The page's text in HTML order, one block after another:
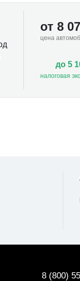
от 8
цена
до 5
налоговая
8 (800)